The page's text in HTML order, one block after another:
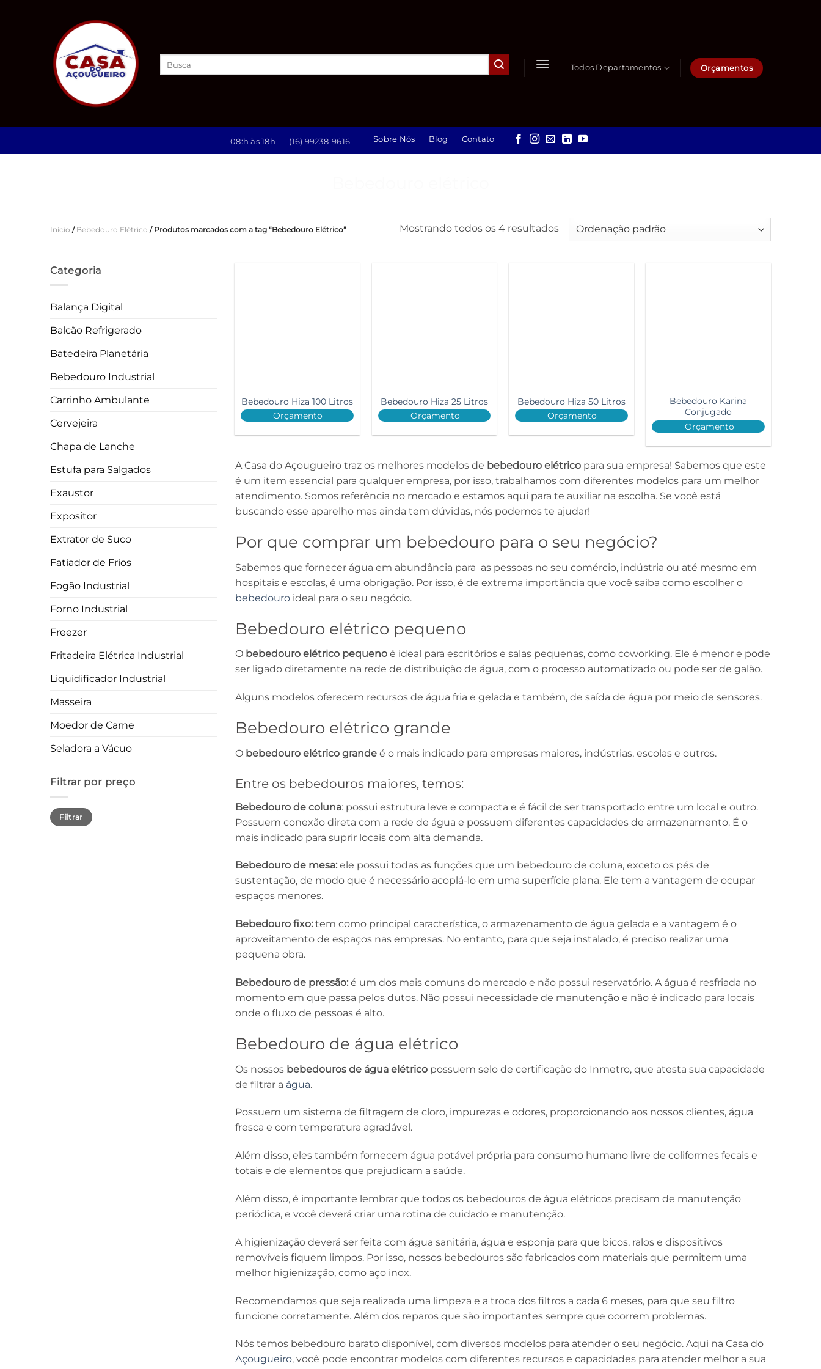
Todos Departamentos Orçamentos
08:h às 18h (16) 99238-9616 Sobre Nós Blog Contato
Início / Bebedouro Elétrico /Produtos marcados com a tag “Bebedouro Elétrico” Mostrando todos os 4 resultados
Categoria
Balança Digital
Balcão Refrigerado
Batedeira Planetária
Bebedouro Industrial
Carrinho Ambulante
Cervejeira
Chapa de Lanche
Estufa para Salgados
Exaustor
Expositor
Extrator de Suco
Fatiador de Frios
Fogão Industrial
Forno Industrial
Freezer
Fritadeira Elétrica Industrial
Liquidificador Industrial
Masseira
Moedor de Carne
Seladora a Vácuo
Filtrar por preço
Preço
mínimo
Preço
máximo
Filtrar
Bebedouro Hiza 100 Litros
Orçamento
Bebedouro Hiza 25 Litros
Orçamento
Bebedouro Hiza 50 Litros
Orçamento
Bebedouro Karina
Conjugado
Orçamento
A Casa do Açougueiro traz os melhores modelos de bebedouro elétrico para sua empresa! Sabemos que este
é um item essencial para qualquer empresa, por isso, trabalhamos com diferentes modelos para um melhor
atendimento. Somos referência no mercado e estamos aqui para te auxiliar na escolha. Se você está
buscando esse aparelho mas ainda tem dúvidas, nós podemos te ajudar!
Por que comprar um bebedouro para o seu negócio?
Sabemos que fornecer água em abundância para as pessoas no seu comércio, indústria ou até mesmo em
hospitais e escolas, é uma obrigação. Por isso, é de extrema importância que você saiba como escolher o
bebedouroideal para o seu negócio.
Bebedouro elétrico pequeno
O bebedouro elétrico pequenoé ideal para escritórios e salas pequenas, como coworking. Ele é menor e pode
ser ligado diretamente na rede de distribuição de água, com o processo automatizado ou pode ser de galão.
Alguns modelos oferecem recursos de água fria e gelada e também, de saída de água por meio de sensores.
Bebedouro elétrico grande
O bebedouro elétrico grandeé o mais indicado para empresas maiores, indústrias, escolas e outros.
Entre os bebedouros maiores, temos:
Bebedouro de coluna: possui estrutura leve e compacta e é fácil de ser transportado entre um local e outro.
Possuem conexão direta com a rede de água e possuem diferentes capacidades de armazenamento. É o
mais indicado para suprir locais com alta demanda.
Bebedouro de mesa:ele possui todas as funções que um bebedouro de coluna, exceto os pés de
sustentação, de modo que é necessário acoplá-lo em uma superfície plana. Ele tem a vantagem de ocupar
espaços menores.
Bebedouro fixo:tem como principal característica, o armazenamento de água gelada e a vantagem é o
aproveitamento de espaços nas empresas. No entanto, para que seja instalado, é preciso realizar uma
pequena obra.
Bebedouro de pressão:é um dos mais comuns do mercado e não possui reservatório. A água é resfriada no
momento em que passa pelos dutos. Não possui necessidade de manutenção e não é indicado para locais
onde o fluxo de pessoas é alto.
Bebedouro de água elétrico
Os nossosbebedouros de água elétricopossuem selo de certificação do Inmetro, que atesta sua capacidade
de filtrar a água.
Possuem um sistema de filtragem de cloro, impurezas e odores, proporcionando aos nossos clientes, água
fresca e com temperatura agradável.
Além disso, eles também fornecem água potável própria para consumo humano livre de coliformes fecais e
totais e de elementos que prejudicam a saúde.
Além disso, é importante lembrar que todos os bebedouros de água elétricos precisam de manutenção
periódica, e você deverá criar uma rotina de cuidado e manutenção.
A higienização deverá ser feita com água sanitária, água e esponja para que bicos, ralos e dispositivos
removíveis fiquem limpos. Por isso, nossos bebedouros são fabricados com materiais que permitem uma
melhor higienização, como aço inox.
Recomendamos que seja realizada uma limpeza e a troca dos filtros a cada 6 meses, para que seu filtro
funcione corretamente. Além dos reparos que são importantes sempre que ocorrem problemas.
Nós temos bebedouro barato disponível, com diversos modelos para atender o seu negócio. Aqui na Casa do
Açougueiro, você pode encontrar modelos com diferentes recursos e capacidades para atender melhor a sua